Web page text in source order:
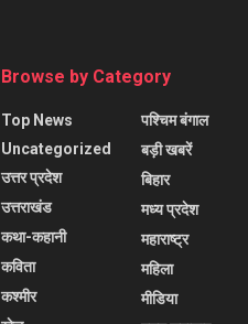
Browse by Category
Top News
Uncategorized
उत्तर प्रदेश
उत्तराखंड
कथा-कहानी
कविता
कश्मीर
पश्चिम बंगाल
बड़ी खबरें
बिहार
मध्य प्रदेश
महाराष्ट्र
महिला
मीडिया